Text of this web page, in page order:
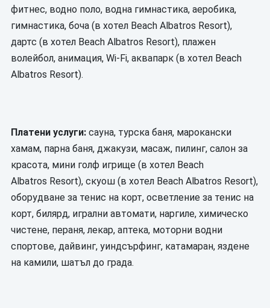
фитнес, водно поло, водна гимнастика, аеробика,
гимнастика, боча (в хотел Beach Albatros Resort),
дартс (в хотел Beach Albatros Resort), плажен
волейбол, анимация, Wi-Fi, аквапарк (в хотел Beach
Albatros Resort).
Платени услуги:сауна, турска баня, марокански
хамам, парна баня, джакузи, масаж, пилинг, салон за
красота, мини голф игрище (в хотел Beach
Albatros Resort), скуош (в хотел Beach Albatros Resort),
оборудване за тенис на корт, осветление за тенис на
корт, билярд, игрални автомати, наргиле, химическо
чистене, пераня, лекар, аптека, моторни водни
спортове, дайвинг, уиндсърфинг, катамаран, яздене
на камили, шатъл до града.